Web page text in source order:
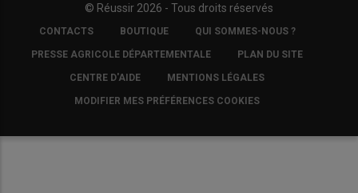
© Réussir 2026 - Tous droits réservés
FOOTER
COPYRIGHT
CONTACTS BOUTIQUE QUI SOMMES-NOUS ?
PRESSE AGRICOLE DÉPARTEMENTALE PLAN DU SITE
CENTRE D'AIDE MENTIONS LÉGALES
MODIFIER MES PRÉFÉRENCES COOKIES